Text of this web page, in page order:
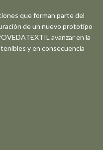
que forman parte del
de un nuevo prototipo
avanzar en la
y en consecuencia